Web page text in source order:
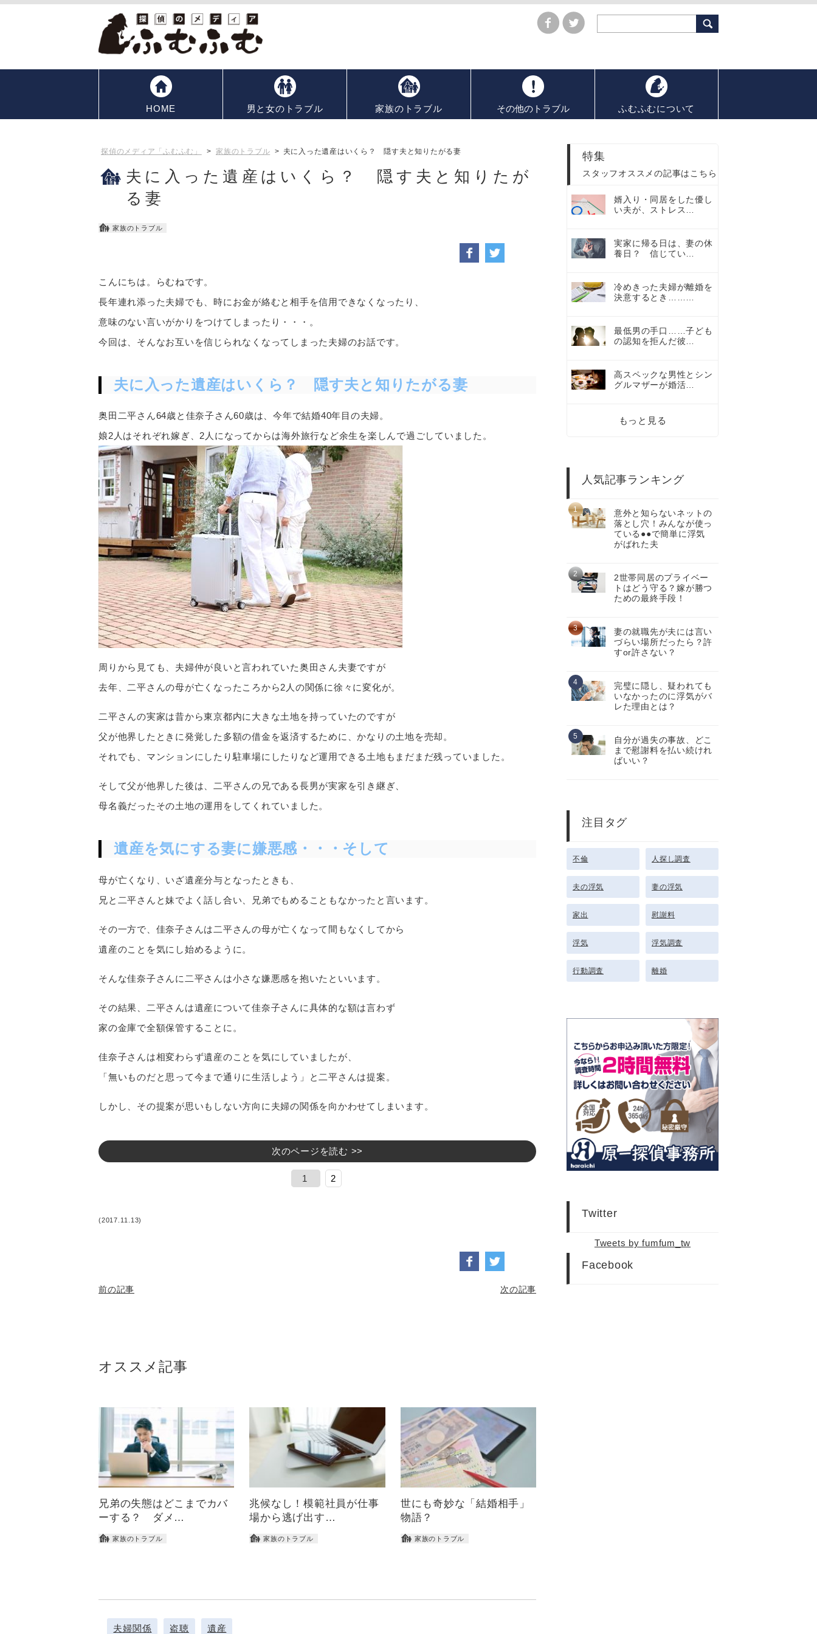
HOME 男と女のトラブル 家族のトラブル その他のトラブル ふむふむについて
探偵のメディア「ふむふむ」 > 家族のトラブル > 夫に入った遺産はいくら？ 隠す夫と知りたがる妻
夫に入った遺産はいくら？ 隠す夫と知りたが
る妻
家族のトラブル
こんにちは。らむねです。
長年連れ添った夫婦でも、時にお金が絡むと相手を信用できなくなったり、
意味のない言いがかりをつけてしまったり・・・。
今回は、そんなお互いを信じられなくなってしまった夫婦のお話です。
夫に入った遺産はいくら？ 隠す夫と知りたがる妻
奥田二平さん64歳と佳奈子さん60歳は、今年で結婚40年目の夫婦。
娘2人はそれぞれ嫁ぎ、2人になってからは海外旅行など余生を楽しんで過ごしていました。
周りから見ても、夫婦仲が良いと言われていた奥田さん夫妻ですが
去年、二平さんの母が亡くなったころから2人の関係に徐々に変化が。
二平さんの実家は昔から東京都内に大きな土地を持っていたのですが
父が他界したときに発覚した多額の借金を返済するために、かなりの土地を売却。
それでも、マンションにしたり駐車場にしたりなど運用できる土地もまだまだ残っていました。
そして父が他界した後は、二平さんの兄である長男が実家を引き継ぎ、
母名義だったその土地の運用をしてくれていました。
遺産を気にする妻に嫌悪感・・・そして
母が亡くなり、いざ遺産分与となったときも、
兄と二平さんと妹でよく話し合い、兄弟でもめることもなかったと言います。
その一方で、佳奈子さんは二平さんの母が亡くなって間もなくしてから
遺産のことを気にし始めるように。
そんな佳奈子さんに二平さんは小さな嫌悪感を抱いたといいます。
その結果、二平さんは遺産について佳奈子さんに具体的な額は言わず
家の金庫で全額保管することに。
佳奈子さんは相変わらず遺産のことを気にしていましたが、
「無いものだと思って今まで通りに生活しよう」と二平さんは提案。
しかし、その提案が思いもしない方向に夫婦の関係を向かわせてしまいます。
次のページを読む >>
1 2
(2017.11.13)
前の記事 次の記事
オススメ記事
兄弟の失態はどこまでカバ
ーする？ ダメ…
家族のトラブル
兆候なし！模範社員が仕事
場から逃げ出す…
家族のトラブル
世にも奇妙な「結婚相手」
物語？
家族のトラブル
夫婦関係 盗聴 遺産
特集
スタッフオススメの記事はこちら
婿入り・同居をした優し
い夫が、ストレス…
実家に帰る日は、妻の休
養日？ 信じてい…
冷めきった夫婦が離婚を
決意するとき………
最低男の手口……子ども
の認知を拒んだ彼…
高スペックな男性とシン
グルマザーが婚活…
もっと見る
人気記事ランキング
意外と知らないネットの
落とし穴！みんなが使っ
ている●●で簡単に浮気
がばれた夫
2世帯同居のプライベー
トはどう守る？嫁が勝つ
ための最終手段！
妻の就職先が夫には言い
づらい場所だったら？許
すor許さない？
完璧に隠し、疑われても
いなかったのに浮気がバ
レた理由とは？
自分が過失の事故、どこ
まで慰謝料を払い続けれ
ばいい？
注目タグ
不倫 人探し調査
夫の浮気 妻の浮気
家出 慰謝料
浮気 浮気調査
行動調査 離婚
Twitter
Tweets by fumfum_tw
Facebook